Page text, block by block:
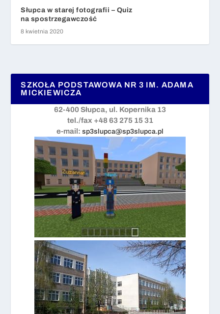
Słupca w starej fotografii – Quiz
na spostrzegawczość
8 kwietnia 2020
SZKOŁA PODSTAWOWA NR 3 IM. ADAMA
MICKIEWICZA
62-400 Słupca, ul. Kopernika 13
tel./fax +48 63 275 15 31
e-mail: sp3slupca@sp3slupca.pl